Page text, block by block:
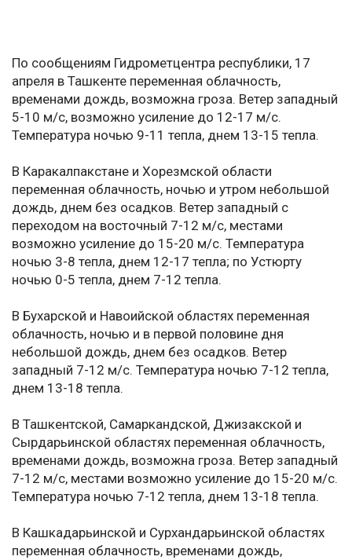
По сообщениям Гидрометцентра республики, 17
апреля в Ташкенте переменная облачность,
временами дождь, возможна гроза. Ветер западный
5-10 м/с, возможно усиление до 12-17 м/с.
Температура ночью 9-11 тепла, днем 13-15 тепла.
В Каракалпакстане и Хорезмской области
переменная облачность, ночью и утром небольшой
дождь, днем без осадков. Ветер западный с
переходом на восточный 7-12 м/с, местами
возможно усиление до 15-20 м/с. Температура
ночью 3-8 тепла, днем 12-17 тепла; по Устюрту
ночью 0-5 тепла, днем 7-12 тепла.
В Бухарской и Навоийской областях переменная
облачность, ночью и в первой половине дня
небольшой дождь, днем без осадков. Ветер
западный 7-12 м/с. Температура ночью 7-12 тепла,
днем 13-18 тепла.
В Ташкентской, Самаркандской, Джизакской и
Сырдарьинской областях переменная облачность,
временами дождь, возможна гроза. Ветер западный
7-12 м/с, местами возможно усиление до 15-20 м/с.
Температура ночью 7-12 тепла, днем 13-18 тепла.
В Кашкадарьинской и Сурхандарьинской областях
переменная облачность, временами дождь,